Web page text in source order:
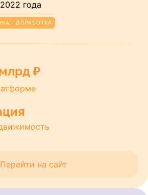
года
Перейти на сайт
ДОРАБОТКА
₽